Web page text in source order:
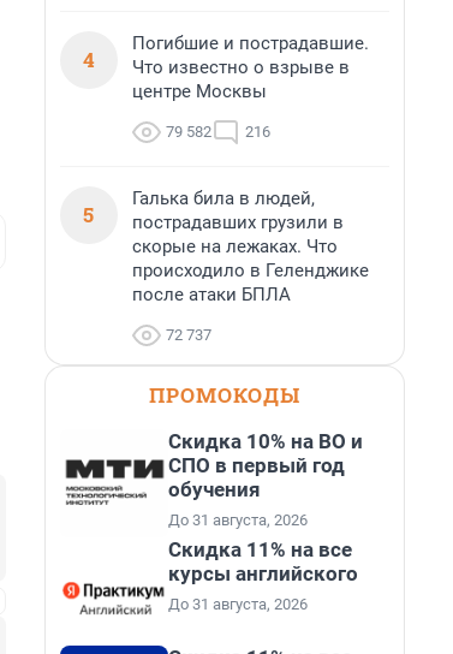
4
Погибшие и пострадавшие.
Что известно о взрыве в
центре Москвы
79 582 216
5
Галька била в людей,
пострадавших грузили в
скорые на лежаках. Что
происходило в Геленджике
после атаки БПЛА
72 737
ПРОМОКОДЫ
Скидка 10% на ВО и
СПО в первый год
обучения
До 31 августа, 2026
Скидка 11% на все
курсы английского
До 31 августа, 2026